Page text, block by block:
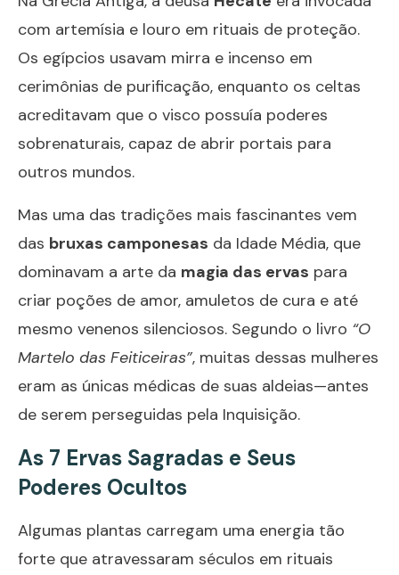
com artemísia e louro em rituais de proteção.
Os egípcios usavam mirra e incenso em
cerimônias de purificação, enquanto os celtas
acreditavam que o visco possuía poderes
sobrenaturais, capaz de abrir portais para
outros mundos.
Mas uma das tradições mais fascinantes vem
das bruxas camponesas da Idade Média, que
dominavam a arte da magia das ervas para
criar poções de amor, amuletos de cura e até
mesmo venenos silenciosos. Segundo o livro “O
Martelo das Feiticeiras”, muitas dessas mulheres
eram as únicas médicas de suas aldeias—antes
de serem perseguidas pela Inquisição.
As 7 Ervas Sagradas e Seus
Poderes Ocultos
Algumas plantas carregam uma energia tão
forte que atravessaram séculos em rituais